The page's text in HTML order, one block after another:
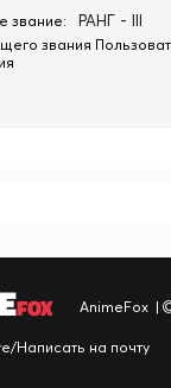
звание: РАНГ - III
звания
FOX AnimeFox |
Написать на почту